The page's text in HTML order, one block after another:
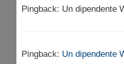
Pingback: Un dipendente
Pingback: Un dipendente